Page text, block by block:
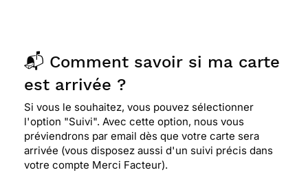
📬 Comment savoir si ma carte
est arrivée ?
Si vous le souhaitez, vous pouvez sélectionner
l'option "Suivi". Avec cette option, nous vous
préviendrons par email dès que votre carte sera
arrivée (vous disposez aussi d'un suivi précis dans
votre compte Merci Facteur).